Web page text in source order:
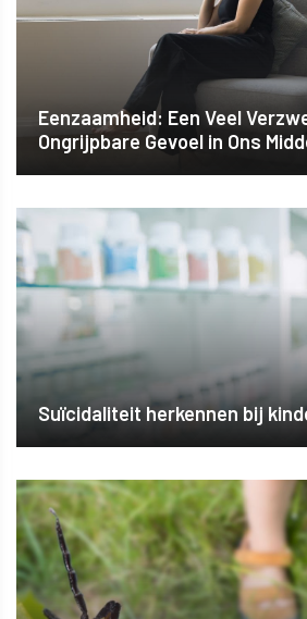
Eenzaamheid: Een Veel
Ongrijpbare Gevoel in Ons
Suïcidaliteit herkennen bij